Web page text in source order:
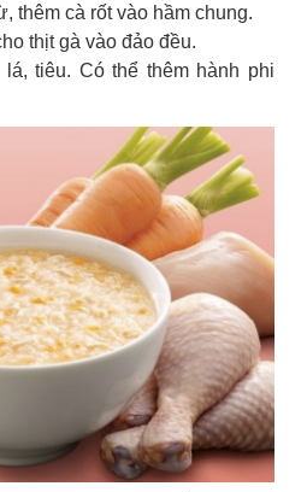
thêm cà rốt vào hầm chung.
thịt gà vào đảo đều.
lá, tiêu. Có thể thêm hành phi